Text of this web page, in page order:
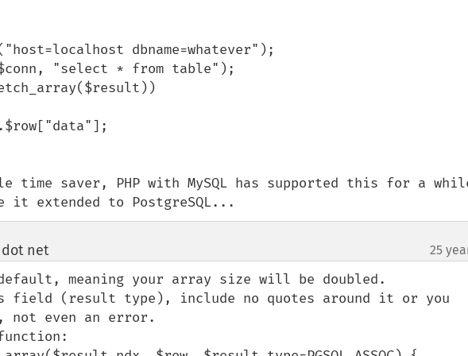
dbname=whatever");
"select * from table");
saver, PHP with MySQL has supported this for a
it extended to PostgreSQL...
net¶ 25
default, meaning your array size will be doubled.
field (result type), include no quotes around it or you
not even an error.